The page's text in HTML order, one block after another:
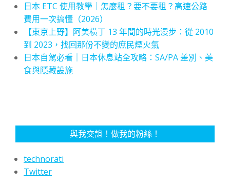
日本 ETC 使用教學｜怎麼租？要不要租？高速公路
費用一次搞懂（2026）
【東京上野】阿美橫丁 13 年間的時光漫步：從 2010
到 2023，找回那份不變的庶民煙火氣
日本自駕必看｜日本休息站全攻略：SA/PA 差別、美
食與隱藏設施
與我交誼！做我的粉絲！
technorati
Twitter